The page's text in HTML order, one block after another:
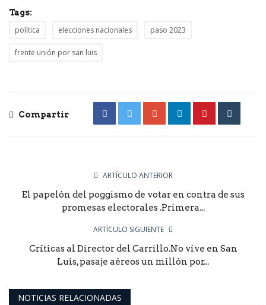
Tags:
política elecciones nacionales paso 2023
frente unión por san luis
Compartir
ARTÍCULO ANTERIOR
El papelón del poggismo de votar en contra de sus
promesas electorales .Primera...
ARTÍCULO SIGUIENTE
Críticas al Director del Carrillo.No vive en San
Luis, pasaje aéreos un millón por...
NOTICIAS RELACIONADAS